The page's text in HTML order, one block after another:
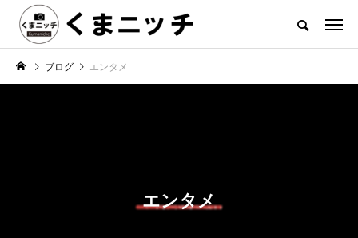
ブログ エンタメ
エンタメ